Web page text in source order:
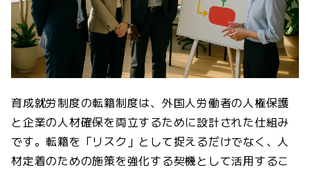
育成就労制度の転籍制度は、外国人労働者の人権保護
と企業の人材確保を両立するために設計された仕組み
です。転籍を「リスク」として捉えるだけでなく、人
材定着のための施策を強化する契機として活用するこ